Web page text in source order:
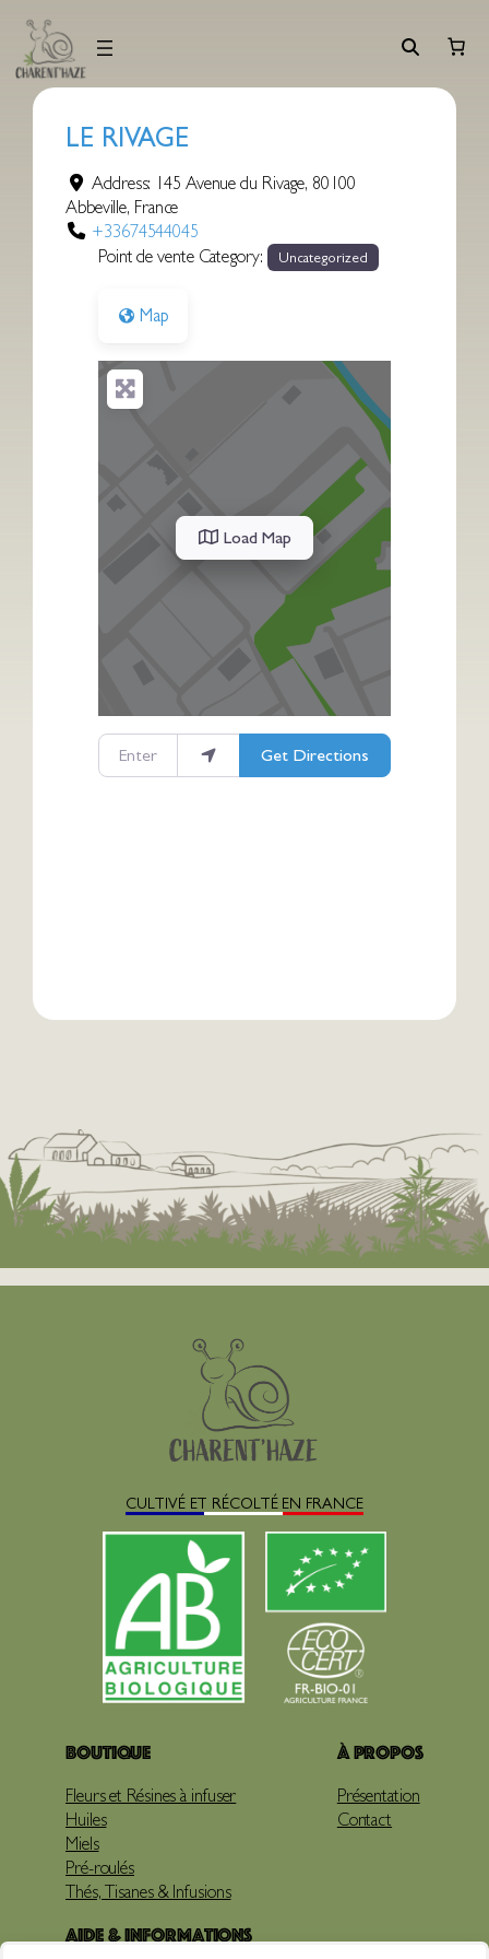
contenu
LE RIVAGE
Address: 145 Avenue du Rivage, 80100
Abbeville, France
+33674544045
Point de vente Category:
Uncategorized
Map
Load Map
Enter your location
Get Directions
CULTIVÉ ET RÉCOLTÉ EN FRANCE
Boutique
Fleurs et Résines à infuser
Huiles
Miels
Pré-roulés
Thés, Tisanes & Infusions
À propos
Présentation
Contact
Aide & Informations